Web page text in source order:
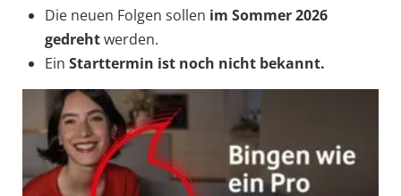
Die neuen Folgen sollen im Sommer 2026
gedrehtwerden.
Ein Starttermin ist noch nicht bekannt.